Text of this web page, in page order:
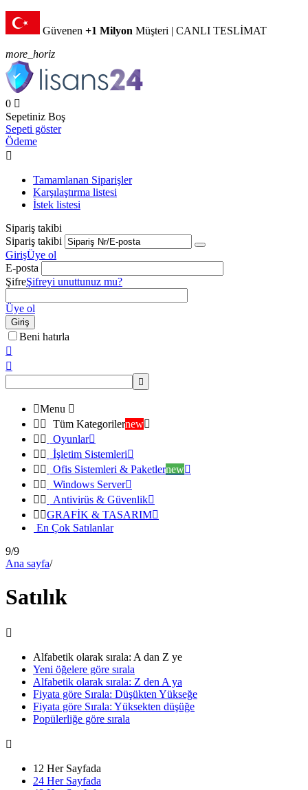
Güvenen +1 Milyon Müşteri | CANLI TESLİMAT
more_horiz
0 
Sepetiniz Boş
Sepeti göster
Ödeme

Tamamlanan Siparişler
Karşılaştırma listesi
İstek listesi
Sipariş takibi
Sipariş takibi
GirişÜye ol
E-posta
ŞifreŞifreyi unuttunuz mu?
Üye ol
Giriş
Beni hatırla



Menu 
  Tüm Kategorilernew
  Oyunlar
  İşletim Sistemleri
  Ofis Sistemleri & Paketlernew
  Windows Server
  Antivirüs & Güvenlik
 GRAFİK & TASARIM
En Çok Satılanlar
9/9
Ana sayfa/
Satılık

Alfabetik olarak sırala: A dan Z ye
Yeni öğelere göre sırala
Alfabetik olarak sırala: Z den A ya
Fiyata göre Sırala: Düşükten Yükseğe
Fiyata göre Sırala: Yüksekten düşüğe
Popülerliğe göre sırala

12 Her Sayfada
24 Her Sayfada